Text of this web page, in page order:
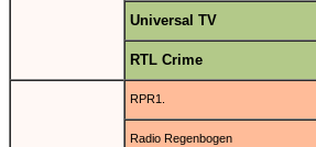
Universal TV
RTL Crime
RPR1.
Radio Regenbogen